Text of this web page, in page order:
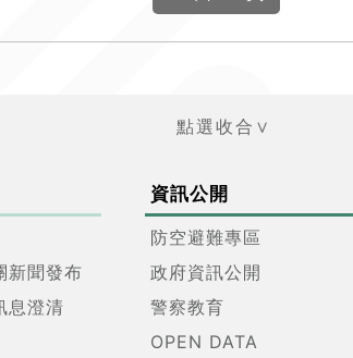
新聞發布
息澄清
資訊公開
防空避難專區
政府資訊公開
警察教育
OPEN DATA